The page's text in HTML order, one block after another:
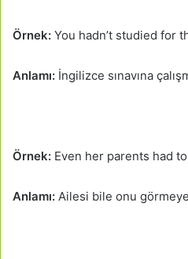
Örnek: You hadn’t studied for
Anlamı: İngilizce sınavına
Örnek: Even her parents had
Anlamı: Ailesi bile onu